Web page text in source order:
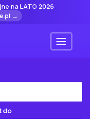
na LATO 2026
→
Menu
do